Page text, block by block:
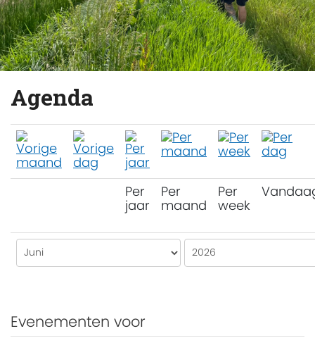
Agenda
Per
jaar
Per
maand
Per
week
Evenementen voor